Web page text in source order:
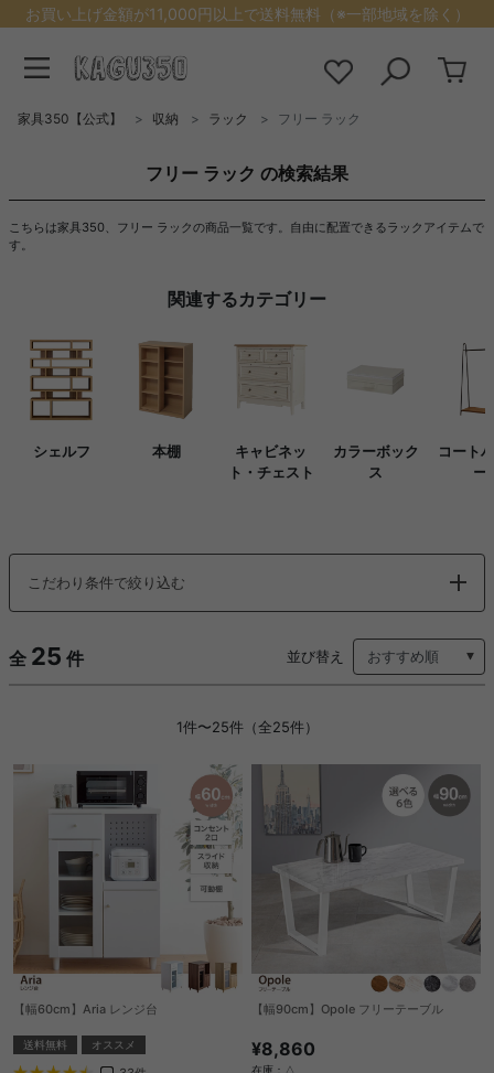
お買い上げ金額が11,000円以上で送料無料（※一部地域を除く）
家具350【公式】 収納 ラック フリー ラック
フリー ラック の検索結果
こちらは家具350、フリー ラックの商品一覧です。自由に配置できるラックアイテムで
す。
関連するカテゴリー
シェルフ 本棚
キャビネッ
ト・チェスト
カラーボック
ス
コート
ー
こだわり条件で絞り込む
全 25 件 並び替え
1件〜25件（全25件）
【幅60cm】Aria レンジ台
送料無料 オススメ
【幅90cm】Opole フリーテーブル
¥8,860
在庫：△